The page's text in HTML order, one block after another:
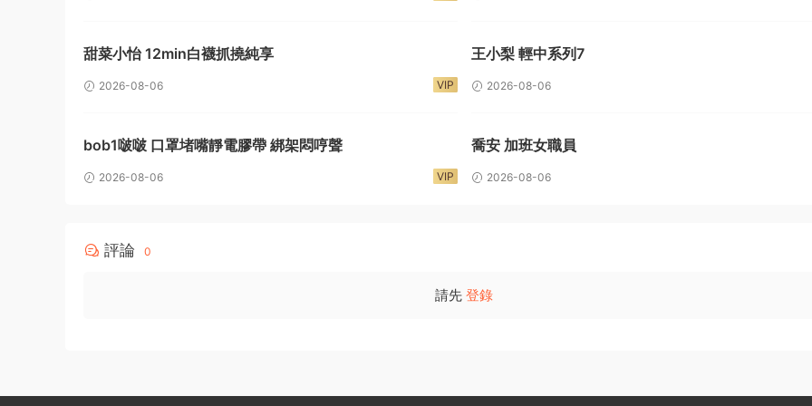
甜菜小怡 12min白襪抓撓純享
2026-08-06 VIP
王小梨 輕中系列7
2026-08-06
bob1啵啵 口罩堵嘴靜電膠帶 綁架悶哼聲
2026-08-06 VIP
喬安 加班女職員
2026-08-06
評論 0
請先 登錄